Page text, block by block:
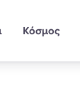
Κόσμος